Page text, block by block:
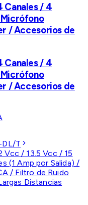
Canales / 4
Micrófono
/ Accesorios de
Canales / 4
Micrófono
/ Accesorios de
T